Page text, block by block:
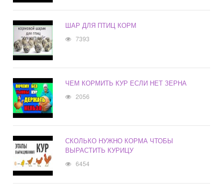
ШАР ДЛЯ ПТИЦ КОРМ
7393
ЧЕМ КОРМИТЬ КУР ЕСЛИ НЕТ ЗЕРНА
2056
СКОЛЬКО НУЖНО КОРМА ЧТОБЫ
ВЫРАСТИТЬ КУРИЦУ
6454